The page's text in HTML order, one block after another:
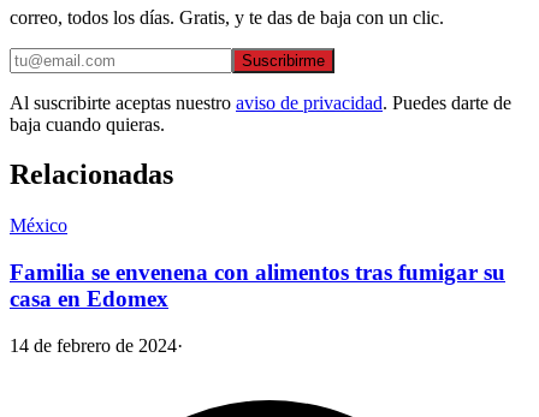
correo, todos los días. Gratis, y te das de baja con un clic.
Suscribirme
Al suscribirte aceptas nuestro aviso de privacidad. Puedes darte de
baja cuando quieras.
Relacionadas
México
Familia se envenena con alimentos tras fumigar su
casa en Edomex
14 de febrero de 2024·